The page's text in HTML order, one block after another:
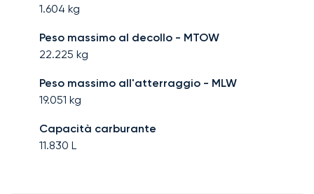
1.604 kg
Peso massimo al decollo - MTOW
22.225 kg
Peso massimo all'atterraggio - MLW
19.051 kg
Capacità carburante
11.830 L